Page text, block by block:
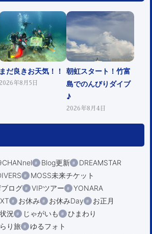
まだ良きお天気！！
2026年8月5日
朝虹スタート！竹富
島でのんびりダイブ
♪
2026年8月4日
Blog更新
DREAMSTAR
MOSS未来チケット
ログ VIPツアー
YONARA
お休み お休みDay
お正月
況 じゃがいも
ひまわり
り旅
ゆるフォト